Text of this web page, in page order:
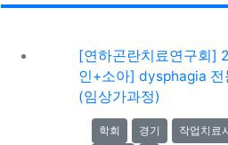
[연하곤란치료연구회]
인+소아] dysphagia 전
(임상가과정)
학회 경기 작업치료